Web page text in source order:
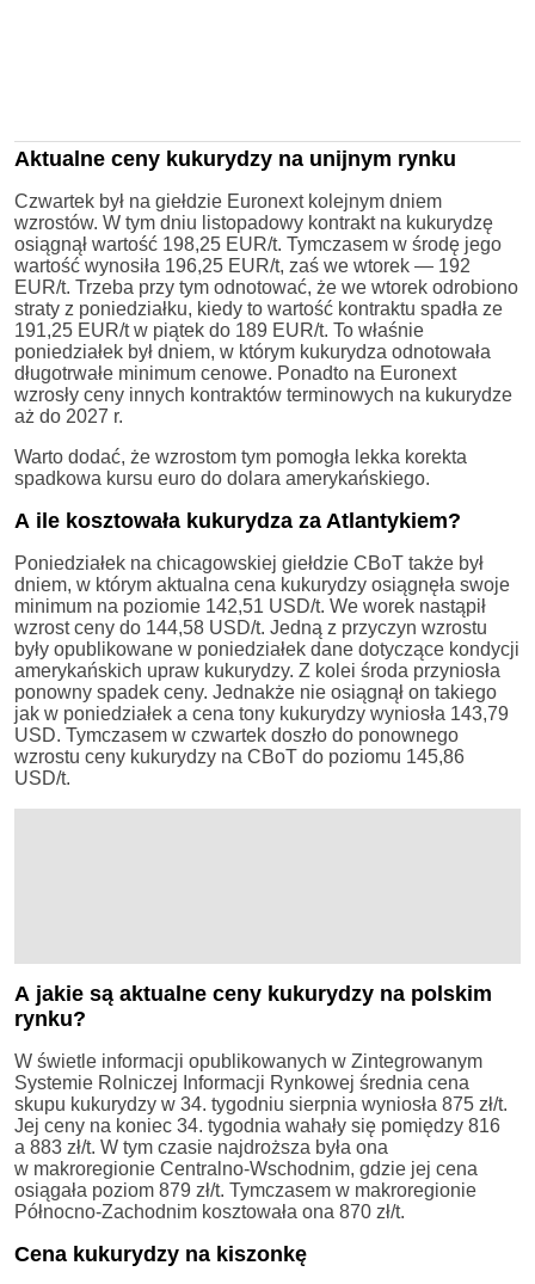
Aktualne ceny kukurydzy na unijnym rynku
Czwartek był na giełdzie Euronext kolejnym dniem
wzrostów. W tym dniu listopadowy kontrakt na kukurydzę
osiągnął wartość 198,25 EUR/t. Tymczasem w środę jego
wartość wynosiła 196,25 EUR/t, zaś we wtorek — 192
EUR/t. Trzeba przy tym odnotować, że we wtorek odrobiono
straty z poniedziałku, kiedy to wartość kontraktu spadła ze
191,25 EUR/t w piątek do 189 EUR/t. To właśnie
poniedziałek był dniem, w którym kukurydza odnotowała
długotrwałe minimum cenowe. Ponadto na Euronext
wzrosły ceny innych kontraktów terminowych na kukurydze
aż do 2027 r.
Warto dodać, że wzrostom tym pomogła lekka korekta
spadkowa kursu euro do dolara amerykańskiego.
A ile kosztowała kukurydza za Atlantykiem?
Poniedziałek na chicagowskiej giełdzie CBoT także był
dniem, w którym aktualna cena kukurydzy osiągnęła swoje
minimum na poziomie 142,51 USD/t. We worek nastąpił
wzrost ceny do 144,58 USD/t. Jedną z przyczyn wzrostu
były opublikowane w poniedziałek dane dotyczące kondycji
amerykańskich upraw kukurydzy. Z kolei środa przyniosła
ponowny spadek ceny. Jednakże nie osiągnął on takiego
jak w poniedziałek a cena tony kukurydzy wyniosła 143,79
USD. Tymczasem w czwartek doszło do ponownego
wzrostu ceny kukurydzy na CBoT do poziomu 145,86
USD/t.
A jakie są aktualne ceny kukurydzy na polskim
rynku?
W świetle informacji opublikowanych w Zintegrowanym
Systemie Rolniczej Informacji Rynkowej średnia cena
skupu kukurydzy w 34. tygodniu sierpnia wyniosła 875 zł/t.
Jej ceny na koniec 34. tygodnia wahały się pomiędzy 816
a 883 zł/t. W tym czasie najdroższa była ona
w makroregionie Centralno-Wschodnim, gdzie jej cena
osiągała poziom 879 zł/t. Tymczasem w makroregionie
Północno-Zachodnim kosztowała ona 870 zł/t.
Cena kukurydzy na kiszonkę